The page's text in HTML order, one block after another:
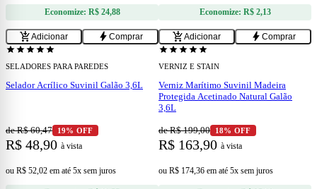
Economize: R$ 24,88
add_shopping_cartAdicionar bolt Comprar
Economize: R$ 2,13
add_shopping_cartAdicionar bolt Comprar
add
starstarstarstarstar
SELADORES PARA PAREDES
Selador Acrílico Suvinil Galão 3,6L
de R$ 60,47 19% OFF
R$ 48,90 à vista
ou R$ 52,02 em até 5x sem juros
add
starstarstarstarstar
VERNIZ E STAIN
Verniz Marítimo Suvinil Madeira
Protegida Acetinado Natural Galão
3,6L
de R$ 199,00 18% OFF
R$ 163,90 à vista
ou R$ 174,36 em até 5x sem juros